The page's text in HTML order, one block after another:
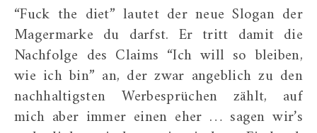
“Fuck the diet” lautet der neue Slogan der
Magermarke du darfst. Er tritt damit die
Nachfolge des Claims “Ich will so bleiben,
wie ich bin” an, der zwar angeblich zu den
nachhaltigsten Werbesprüchen zählt, auf
mich aber immer einen eher … sagen wir’s